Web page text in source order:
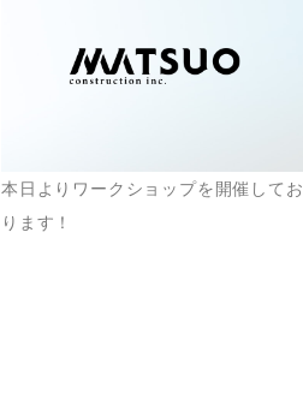
本日よりワークショップを開催してお
ります！